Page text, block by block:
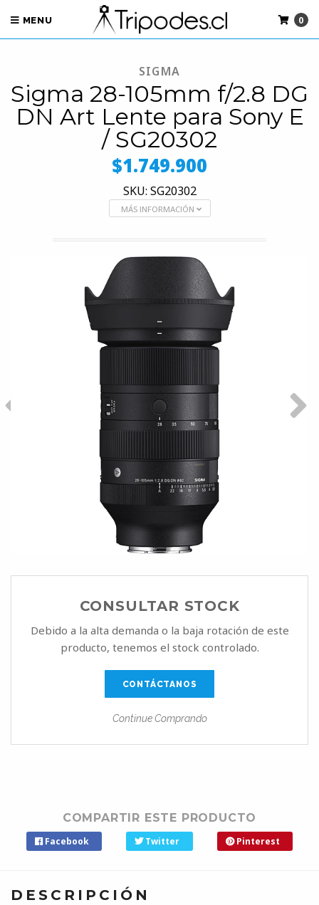
MENU 0
SIGMA
Sigma 28-105mm f/2.8 DG
DN Art Lente para Sony E
/ SG20302
$1.749.900
SKU: SG20302
MÁS INFORMACIÓN
CONSULTAR STOCK
Debido a la alta demanda o la baja rotación de este
producto, tenemos el stock controlado.
CONTÁCTANOS
Continue Comprando
COMPARTIR ESTE PRODUCTO
Facebook Twitter Pinterest
DESCRIPCIÓN